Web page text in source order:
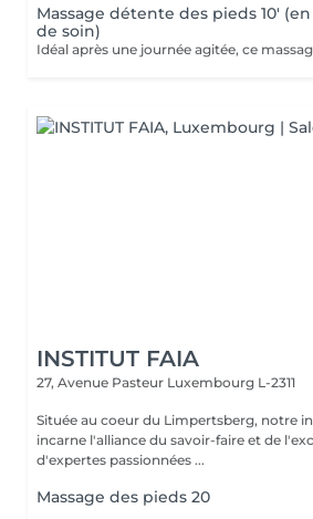
Massage détente des pieds 10'
de soin)
INSTITUT FAIA
27, Avenue Pasteur Luxembourg L-2311
Située au coeur du Limpertsberg, notre
incarne l'alliance du savoir-faire et de l'excellence.
d'expertes passionnées ...
Massage des pieds 20